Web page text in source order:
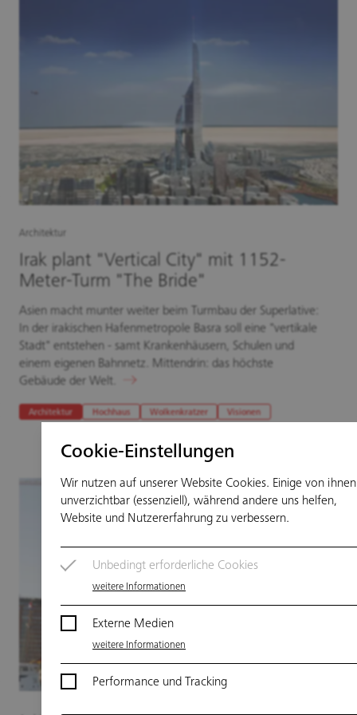
Cookie-Einstellungen
Wir nutzen auf unserer Website Cookies. Einige von
unverzichtbar (essenziell), während andere uns helfen,
Website und Nutzererfahrung zu verbessern.
Unbedingt erforderliche Cookies
weitere Informationen
Externe Medien
weitere Informationen
Performance und Tracking
Architektur
Irak plant "Vertical City" mit 1152-
Meter-Turm "The Bride"
Asien macht munter weiter beim Turmbau der Superlative:
In der irakischen Hafenmetropole Basra soll eine "vertikale
Stadt" entstehen - samt Krankenhäusern, Schulen und
einem eigenen Bahnnetz. Mittendrin: das höchste
Gebäude der Welt.
Architektur Hochhaus Wolkenkratzer Visionen